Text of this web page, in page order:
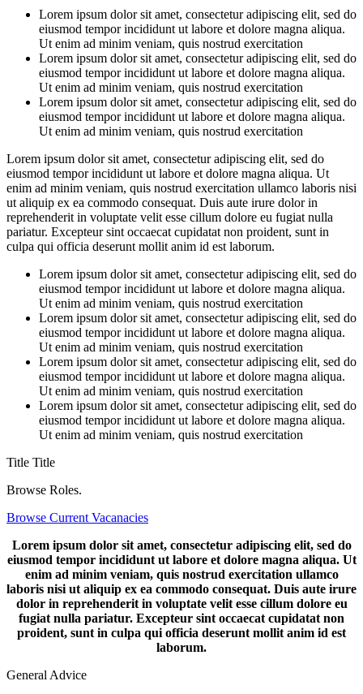
Lorem ipsum dolor sit amet, consectetur adipiscing elit, sed do
eiusmod tempor incididunt ut labore et dolore magna aliqua.
Ut enim ad minim veniam, quis nostrud exercitation
Lorem ipsum dolor sit amet, consectetur adipiscing elit, sed do
eiusmod tempor incididunt ut labore et dolore magna aliqua.
Ut enim ad minim veniam, quis nostrud exercitation
Lorem ipsum dolor sit amet, consectetur adipiscing elit, sed do
eiusmod tempor incididunt ut labore et dolore magna aliqua.
Ut enim ad minim veniam, quis nostrud exercitation
Lorem ipsum dolor sit amet, consectetur adipiscing elit, sed do
eiusmod tempor incididunt ut labore et dolore magna aliqua. Ut
enim ad minim veniam, quis nostrud exercitation ullamco laboris nisi
ut aliquip ex ea commodo consequat. Duis aute irure dolor in
reprehenderit in voluptate velit esse cillum dolore eu fugiat nulla
pariatur. Excepteur sint occaecat cupidatat non proident, sunt in
culpa qui officia deserunt mollit anim id est laborum.
Lorem ipsum dolor sit amet, consectetur adipiscing elit, sed do
eiusmod tempor incididunt ut labore et dolore magna aliqua.
Ut enim ad minim veniam, quis nostrud exercitation
Lorem ipsum dolor sit amet, consectetur adipiscing elit, sed do
eiusmod tempor incididunt ut labore et dolore magna aliqua.
Ut enim ad minim veniam, quis nostrud exercitation
Lorem ipsum dolor sit amet, consectetur adipiscing elit, sed do
eiusmod tempor incididunt ut labore et dolore magna aliqua.
Ut enim ad minim veniam, quis nostrud exercitation
Lorem ipsum dolor sit amet, consectetur adipiscing elit, sed do
eiusmod tempor incididunt ut labore et dolore magna aliqua.
Ut enim ad minim veniam, quis nostrud exercitation
Title Title
Browse Roles.
Browse Current Vacanacies
Lorem ipsum dolor sit amet, consectetur adipiscing elit, sed do
eiusmod tempor incididunt ut labore et dolore magna aliqua. Ut
enim ad minim veniam, quis nostrud exercitation ullamco
laboris nisi ut aliquip ex ea commodo consequat. Duis aute irure
dolor in reprehenderit in voluptate velit esse cillum dolore eu
fugiat nulla pariatur. Excepteur sint occaecat cupidatat non
proident, sunt in culpa qui officia deserunt mollit anim id est
laborum.
General Advice